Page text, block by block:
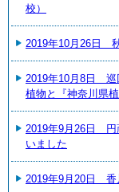
校）
2019年10月26日
2019年10月8日 巡
植物と『神奈川県
2019年9月26日 円
いました
2019年9月20日 香